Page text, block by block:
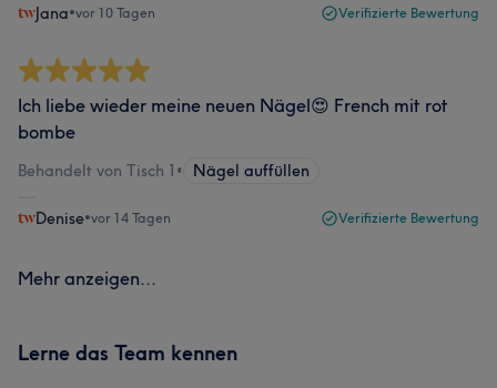
Jana•vor 10 Tagen Verifizierte Bewertung
Ich liebe wieder meine neuen Nägel😍 French mit rot
bombe
Behandelt von Tisch 1 • Nägel auffüllen
Denise•vor 14 Tagen Verifizierte Bewertung
Mehr anzeigen...
Lerne das Team kennen